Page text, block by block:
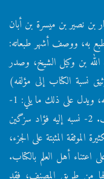
نصير بن ميسرة بن أبان
الذي طبع به، ووصف أشهر طبعاته:
بن وكيل الشيخ، وصدر
سنة 1419 هـ. (توثيق نسبة الكتاب إلى مؤلفه)
ثبتت نسبة هذا الجزء إلى هشام بن عمار رحمه الله، ويدل على ذلك ما يلي: 1-
رواية الكتاب بالسند الصحيح المتصل إلى المؤلف. 2- نسبه إليه فؤاد سزگين
السماعات الكثيرة الموثقة المثبتة على الجزء،
اعتناء أهل العلم بالكتاب.